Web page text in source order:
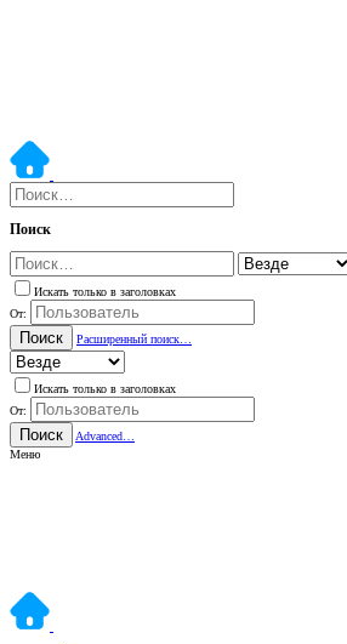
Поиск
Искать только в заголовках
От:
Поиск Расширенный поиск…
Искать только в заголовках
От:
Поиск
Advanced…
Меню